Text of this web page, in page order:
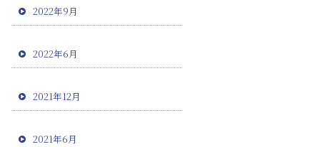
2022年9月
2022年6月
2021年12月
2021年6月